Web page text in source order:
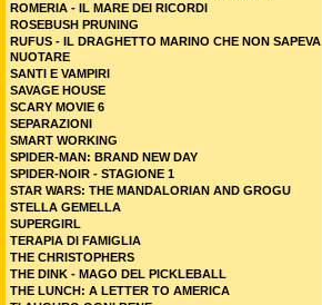
ROMERIA - IL MARE DEI RICORDI
ROSEBUSH PRUNING
RUFUS - IL DRAGHETTO MARINO CHE NON SAPEVA
NUOTARE
SANTI E VAMPIRI
SAVAGE HOUSE
SCARY MOVIE 6
SEPARAZIONI
SMART WORKING
SPIDER-MAN: BRAND NEW DAY
SPIDER-NOIR - STAGIONE 1
STAR WARS: THE MANDALORIAN AND GROGU
STELLA GEMELLA
SUPERGIRL
TERAPIA DI FAMIGLIA
THE CHRISTOPHERS
THE DINK - MAGO DEL PICKLEBALL
THE LUNCH: A LETTER TO AMERICA